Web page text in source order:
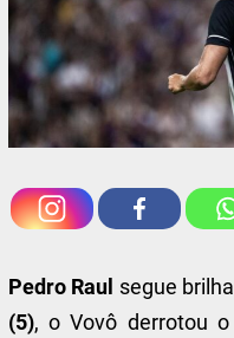
Pedro Raul segue
(5), o Vovô derrotou o